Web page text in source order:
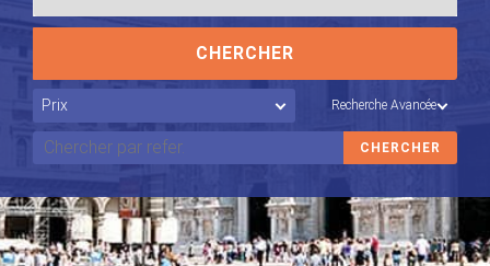
Recherche Avancée
CHERCHER